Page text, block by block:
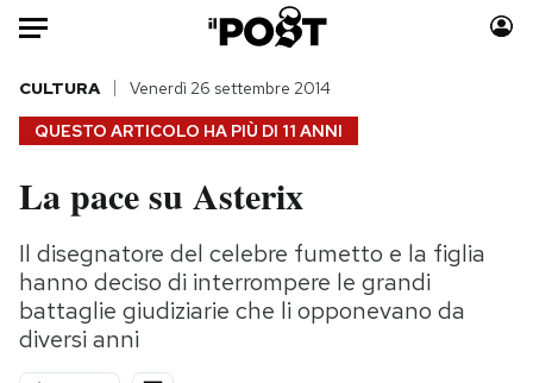
Auto
HOME
Italia
Politica
Tecnologia
Internet
Scienza
Moda
Consumismi
Storie/Idee
QUESTO ARTICOLO HA PIÙ DI 11 ANNI
CULTURA Venerdì 26 settembre 2014
La pace su Asterix
Il disegnatore del celebre fumetto e la figlia
hanno deciso di interrompere le grandi
battaglie giudiziarie che li opponevano da
diversi anni